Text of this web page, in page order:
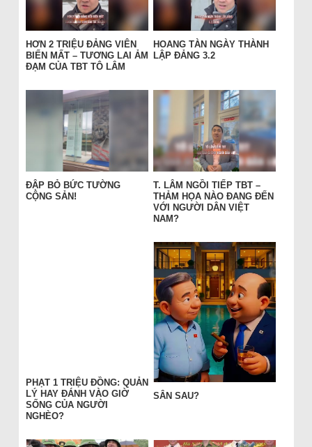
HƠN 2 TRIỆU ĐẢNG VIÊN
BIẾN MẤT – TƯƠNG LAI ẢM
ĐẠM CỦA TBT TÔ LÂM
HOANG TÀN NGÀY THÀNH
LẬP ĐẢNG 3.2
ĐẬP BỎ BỨC TƯỜNG
CỘNG SẢN!
T. LÂM NGỒI TIẾP TBT –
THẢM HỌA NÀO ĐANG ĐẾN
VỚI NGƯỜI DÂN VIỆT
NAM?
PHẠT 1 TRIỆU ĐỒNG: QUẢN
LÝ HAY ĐÁNH VÀO GIỜ
SỐNG CỦA NGƯỜI
NGHÈO?
SÂN SAU?